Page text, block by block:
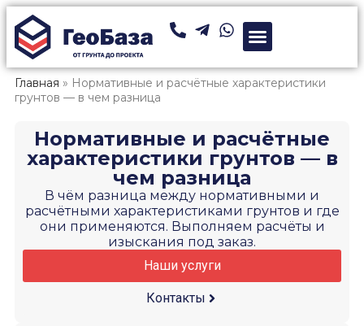
Главная » Нормативные и расчётные характеристики
грунтов — в чем разница
Нормативные и расчётные
характеристики грунтов — в
чем разница
В чём разница между нормативными и
расчётными характеристиками грунтов и где
они применяются. Выполняем расчёты и
изыскания под заказ.
Наши услуги
Контакты